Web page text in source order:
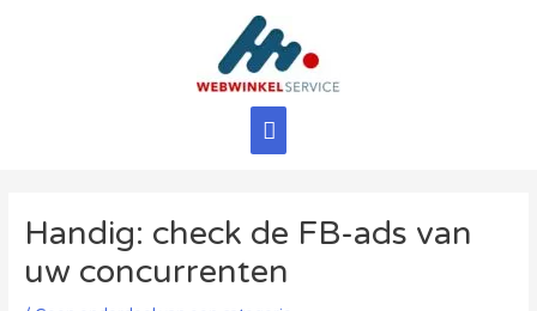
Hoofdmenu
Handig: check de FB-ads van
uw concurrenten